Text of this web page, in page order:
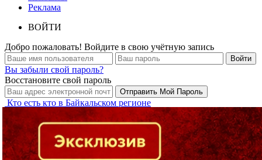
Реклама
ВОЙТИ
Добро пожаловать! Войдите в свою учётную запись
Вы забыли свой пароль?
Восстановите свой пароль
Кто есть кто в Байкальском регионе